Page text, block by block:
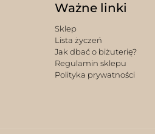
Ważne linki
Sklep
Lista życzeń
Jak dbać o biżuterię?
Regulamin sklepu
Polityka prywatności